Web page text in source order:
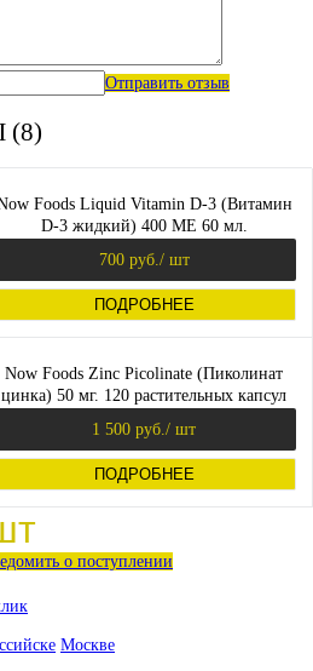
Отправить отзыв
Foods Liquid Vitamin D-3 (Витамин
D-3 жидкий) 400 МЕ 60 мл.
700 руб. / шт
ПОДРОБНЕЕ
Now Foods Zinc Picolinate (Пиколинат
цинка) 50 мг. 120 растительных капсул
1 500 руб. / шт
ПОДРОБНЕЕ
о поступлении
Москве